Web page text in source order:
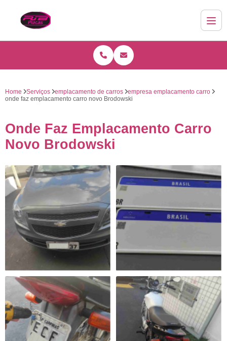
Home Serviços emplacamento de carros
empresa emplacamento carro
onde faz emplacamento carro novo Brodowski
Onde Faz Emplacamento Carro
Novo Brodowski